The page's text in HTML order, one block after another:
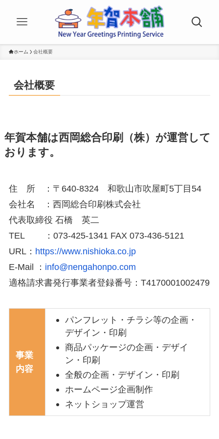
ホーム 会社概要
会社概要
年賀本舗は西岡総合印刷（株）が運営して
おります。
住 所 ：〒640-8324 和歌山市吹屋町5丁目54
会社名 ：西岡総合印刷株式会社
代表取締役 石橋 英二
TEL ：073-425-1341 FAX 073-436-5121
URL： https://www.nishioka.co.jp
E-Mail ： info@nengahonpo.com
適格請求書発行事業者登録番号：T4170001002479
事業
内容
パンフレット・チラシ等の企画・
デザイン・印刷
商品パッケージの企画・デザイ
ン・印刷
全般の企画・デザイン・印刷
ホームページ企画制作
ネットショップ運営